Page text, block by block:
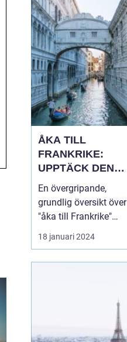
historiska
och unika kultur. Att
flyga till Skottland är
populärt val fö...
ÅKA TILL
FRANKRIKE:
UPPTÄCK DEN
MÅNGFALDIGA
SKÖNHETEN
En övergripande,
grundlig översikt över
"åka till Frankrike"
Franska republiken,
som Frankrike, lockar
turistdestinationerna i
världen har Frankrike
18 januari 2024